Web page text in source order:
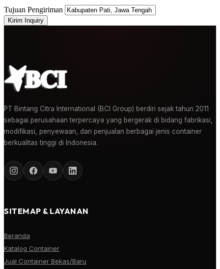
Tujuan Pengiriman
Kirim Inquiry
PT Bintang Citra International (BCI Group) berdiri sejak tahun 2011
sebagai perusahaan terpercaya yang bergerak di bidang fabrikasi,
modifikasi, penyewaan, dan penjualan berbagai jenis container
berkualitas tinggi di Indonesia.
SITEMAP & LAYANAN
Beranda
Katalog Container
Jual Container Bekas/Baru